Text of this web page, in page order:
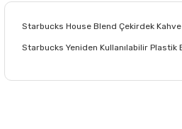
Starbucks House Blend Çekirdek
Starbucks Yeniden Kullanılabilir Plastik